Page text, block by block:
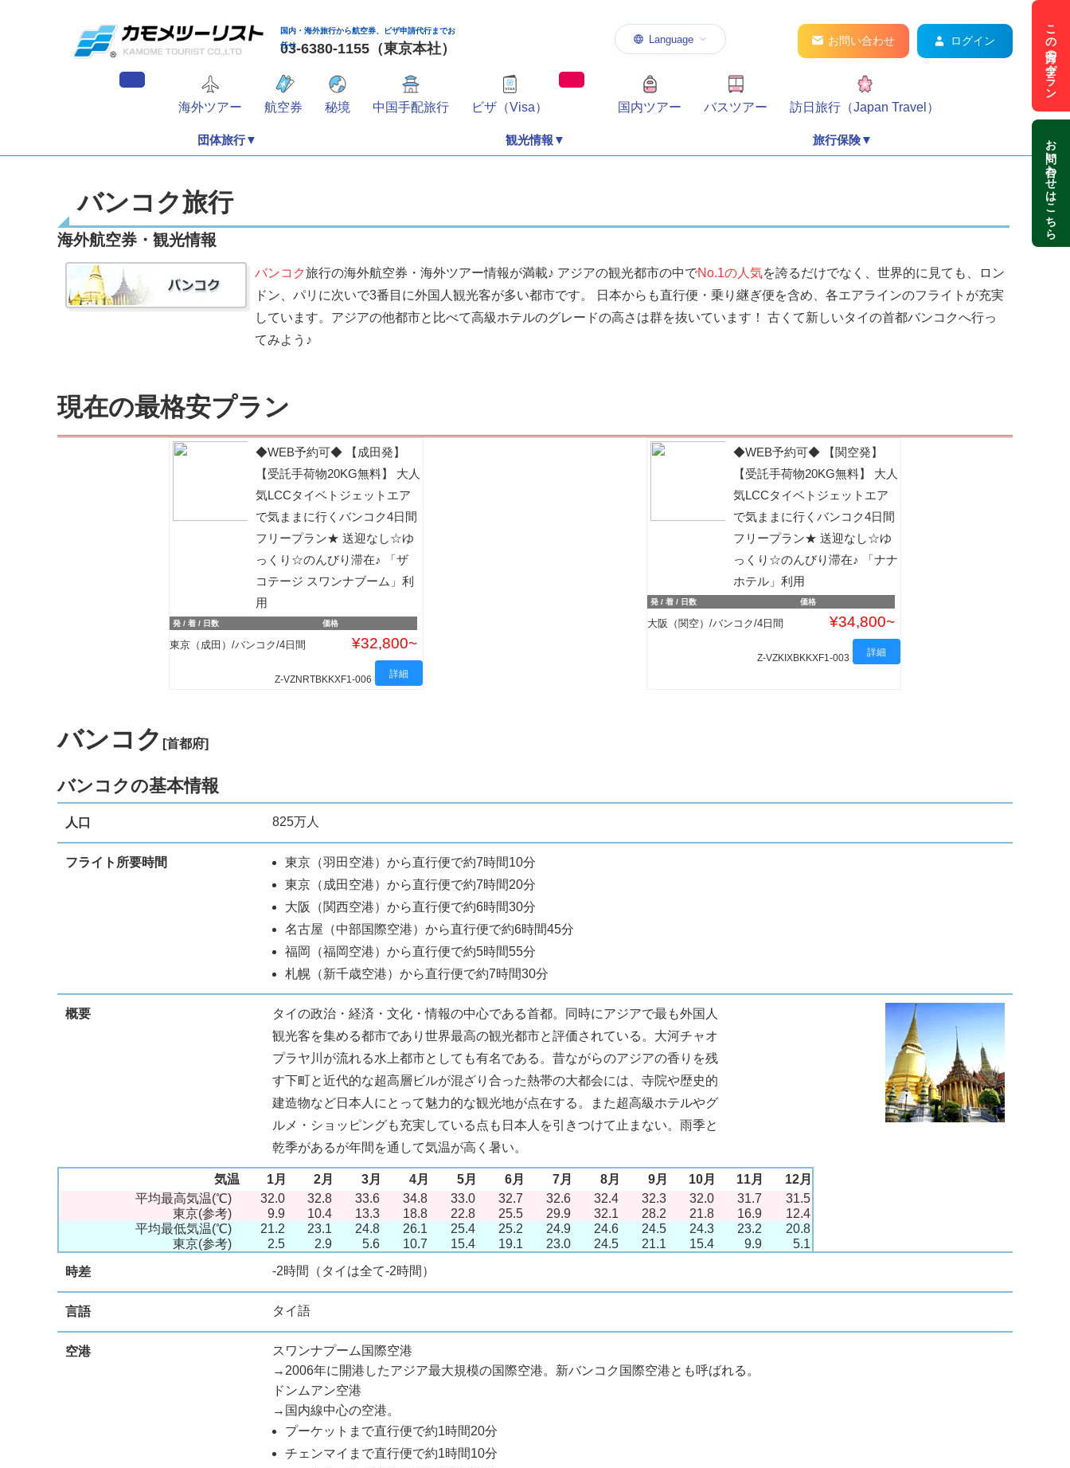
Language
国内・海外旅行から航空券、ビザ申請代行までお
任せ
03-6380-1155（東京本社）
お問い合わせ ログイン
海外ツアー 航空券 秘境 中国手配旅行 ビザ（Visa） 国内ツアー バスツアー 訪日旅行（Japan Travel）
団体旅行▼ 観光情報▼ 旅行保険▼
バンコク旅行
海外航空券・観光情報
バンコク旅行の海外航空券・海外ツアー情報が満載♪ アジアの観光都市の中でNo.1の人気を誇るだけでなく、世界的に見ても、ロン
ドン、パリに次いで3番目に外国人観光客が多い都市です。 日本からも直行便・乗り継ぎ便を含め、各エアラインのフライトが充実
しています。アジアの他都市と比べて高級ホテルのグレードの高さは群を抜いています！ 古くて新しいタイの首都バンコクへ行っ
てみよう♪
この方面の全プラン
お問い合わせはこちら
現在の最格安プラン
◆WEB予約可◆ 【成田発】
【受託手荷物20KG無料】 大人
気LCCタイベトジェットエア
で気ままに行くバンコク4日間
フリープラン★ 送迎なし☆ゆ
っくり☆のんびり滞在♪ 「ザ
コテージ スワンナブーム」利
用
発 / 着 / 日数 価格
東京（成田）/バンコク/4日間 ¥32,800
Z-VZNRTBKKXF1-006 詳細
◆WEB予約可◆ 【関空発】
【受託手荷物20KG無料】 大人
気LCCタイベトジェットエア
で気ままに行くバンコク4日間
フリープラン★ 送迎なし☆ゆ
っくり☆のんびり滞在♪ 「ナナ
ホテル」利用
発 / 着 / 日数 価格
大阪（関空）/バンコク/4日間 ¥34,800
Z-VZKIXBKKXF1-003 詳細
バンコク [首都府]
バンコクの基本情報
人口 825万人
フライト所要時間
東京（羽田空港）から直行便で約7時間10分
東京（成田空港）から直行便で約7時間20分
大阪（関西空港）から直行便で約6時間30分
名古屋（中部国際空港）から直行便で約6時間45分
福岡（福岡空港）から直行便で約5時間55分
札幌（新千歳空港）から直行便で約7時間30分
概要
タイの政治・経済・文化・情報の中心である首都。同時にアジアで最も外国人
観光客を集める都市であり世界最高の観光都市と評価されている。大河チャオ
プラヤ川が流れる水上都市としても有名である。昔ながらのアジアの香りを残
す下町と近代的な超高層ビルが混ざり合った熱帯の大都会には、寺院や歴史的
建造物など日本人にとって魅力的な観光地が点在する。また超高級ホテルやグ
ルメ・ショッピングも充実している点も日本人を引きつけて止まない。雨季と
乾季があるが年間を通して気温が高く暑い。
気温 1月 2月 3月 4月 5月 6月 7月 8月 9月 10月 11月
12月
平均最高気温(℃)
32.0 32.8 33.6 34.8 33.0 32.7 32.6 32.4 32.3 32.0 31.7
31.5
東京(参考)
9.9 10.4 13.3 18.8 22.8 25.5 29.9 32.1 28.2 21.8 16.9
12.4
平均最低気温(℃)
21.2 23.1 24.8 26.1 25.4 25.2 24.9 24.6 24.5 24.3 23.2
20.8
東京(参考)
2.5 2.9 5.6 10.7 15.4 19.1 23.0 24.5 21.1 15.4 9.9 5.1
時差 -2時間（タイは全て-2時間）
言語 タイ語
空港
スワンナプーム国際空港
→2006年に開港したアジア最大規模の国際空港。新バンコク国際空港とも呼ばれる。
ドンムアン空港
→国内線中心の空港。
プーケット まで直行便で約1時間20分
チェンマイ まで直行便で約1時間10分